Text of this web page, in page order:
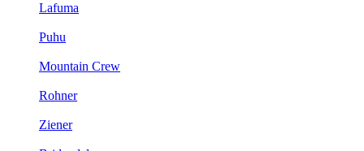
Lafuma
Puhu
Mountain Crew
Rohner
Ziener